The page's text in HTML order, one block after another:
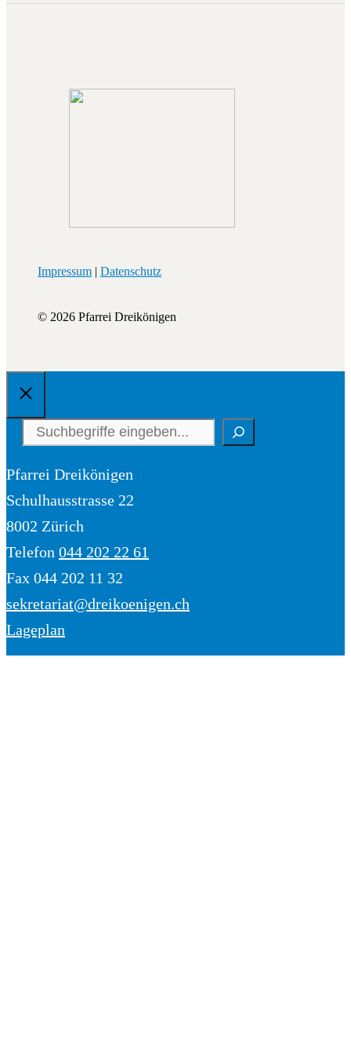
Impressum | Datenschutz
© 2026 Pfarrei Dreikönigen
Schliessen
Suchen
Pfarrei Dreikönigen
Schulhausstrasse 22
8002 Zürich
Telefon 044 202 22 61
Fax 044 202 11 32
sekretariat@dreikoenigen.ch
Lageplan